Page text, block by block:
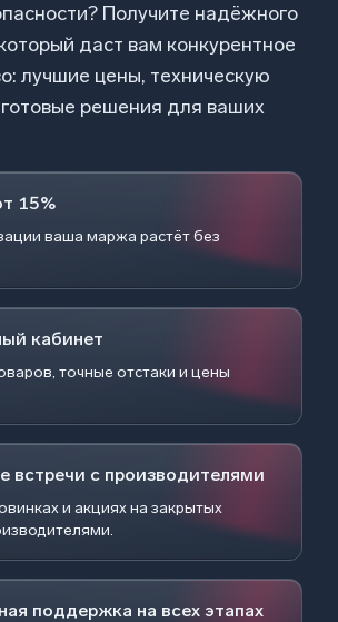
Получите надёжного
даст вам конкурентное
лучшие цены, техническую
решения для ваших
15%
ваша маржа растёт без
кабинет
точные отстаки и цены
встречи с производителями
и акциях на закрытых
поддержка на всех этапах